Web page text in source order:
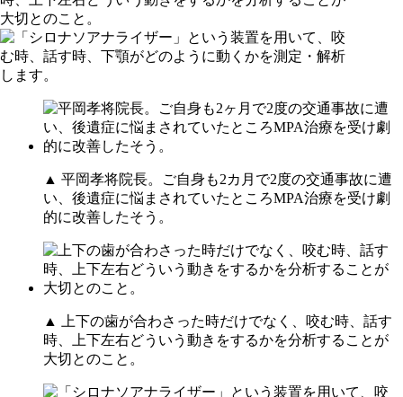
▲ 平岡孝将院長。ご自身も2カ月で2度の交通事故に遭
い、後遺症に悩まされていたところMPA治療を受け劇
的に改善したそう。
▲ 上下の歯が合わさった時だけでなく、咬む時、話す
時、上下左右どういう動きをするかを分析することが
大切とのこと。